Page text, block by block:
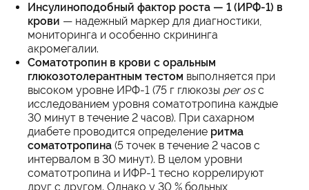
Инсулиноподобный фактор роста — 1 (ИРФ-1) в
крови — надежный маркер для диагностики,
мониторинга и особенно скрининга
акромегалии.
Соматотропин в крови с оральным
глюкозотолерантным тестом выполняется при
высоком уровне ИРФ-1 (75 г глюкозы per osс
исследованием уровня соматотропина каждые
30 минут в течение 2 часов). При сахарном
диабете проводится определение ритма
соматотропина (5 точек в течение 2 часов с
интервалом в 30 минут). В целом уровни
соматотропина и ИФР-1 тесно коррелируют
друг с другом. Однако у 30 % больных